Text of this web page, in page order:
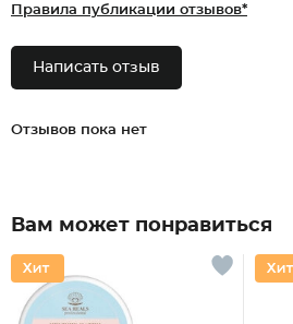
Правила публикации отзывов*
Написать отзыв
Отзывов пока нет
Вам может понравиться